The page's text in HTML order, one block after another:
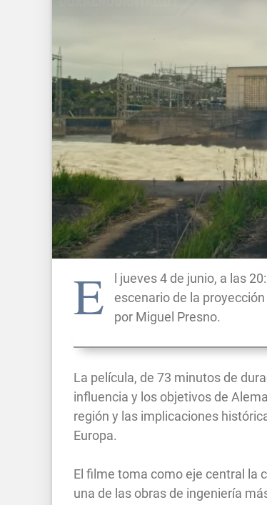
E
l jueves 4 de junio, a las
escenario de la
por Miguel Presno.
La película, de 73 minutos de
influencia y los objetivos de
región y las implicaciones
Europa.
El filme toma como eje central la
una de las obras de ingeniería